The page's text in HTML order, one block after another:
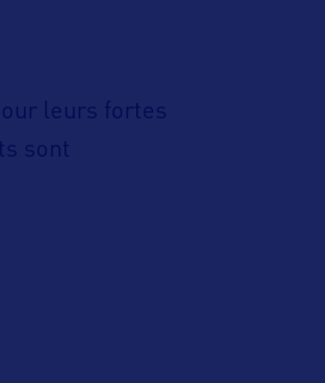
leurs fortes
sont